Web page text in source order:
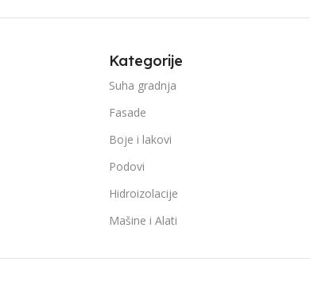
Kategorije
Suha gradnja
Fasade
Boje i lakovi
Podovi
Hidroizolacije
Mašine i Alati